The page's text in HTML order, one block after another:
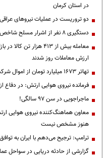
در استان کرمان
دو تروریست در عملیات نیروهای
دستگیری ۸ نفر از اشرار مسلح شاخص و مرتبطین گروهک‌های تروریستی
معامله بیش از ۴۱۳
ارزش معاملات روز شدند
تهاتر ۱۶۷۳ میلیارد تومان از اموال شرکت‌های تراستی
فرمانده نیروی هوایی ارتش: در دفاع
ماجراجویی در سن ۹۷ سالگی!
معاون هماهنگ‌کننده نیروی هوایی
هنوز مشخص نیست
ترامپ: ترجیح می‌دهم با ایران به
گزارشی از حادثه دریایی در سواحل